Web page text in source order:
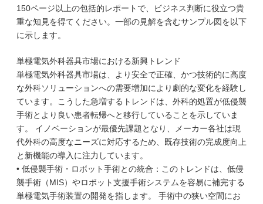
150ページ以上の包括的レポートで、ビジネス判断に役立つ貴
重な知見を得てください。一部の見解を含むサンプル図を以下
に示します。
単極電気外科器具市場における新興トレンド
単極電気外科器具市場は、より安全で正確、かつ技術的に高度
な外科ソリューションへの需要増加により劇的な変化を経験し
ています。こうした急増するトレンドは、外科的処置が低侵襲
手術とより良い患者転帰へと移行していることを示していま
す。 イノベーションが最優先課題となり、メーカー各社は現
代外科の高度なニーズに対応するため、既存技術の完成度向上
と新機能の導入に注力しています。
• 低侵襲手術・ロボット手術との統合：このトレンドは、低侵
襲手術（MIS）やロボット支援手術システムを容易に補完する
単極電気手術装置の開発を指します。 手術中の狭い空間にお